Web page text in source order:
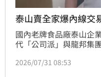
泰山賣全家爆內線
國內老牌食品廠泰山企
代「公司派」與龍邦集
所認定違反內控制度、
2026/07/31 08:53